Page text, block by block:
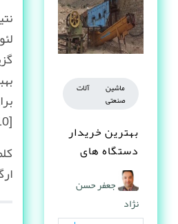
ماشین آلات
صنعتی
بهترین خریدار
دستگاه های
دست دوم
صنعتی کیست ؟
جعفر حسن
نژاد
[09190555510] تماس حاصل فرمایید.